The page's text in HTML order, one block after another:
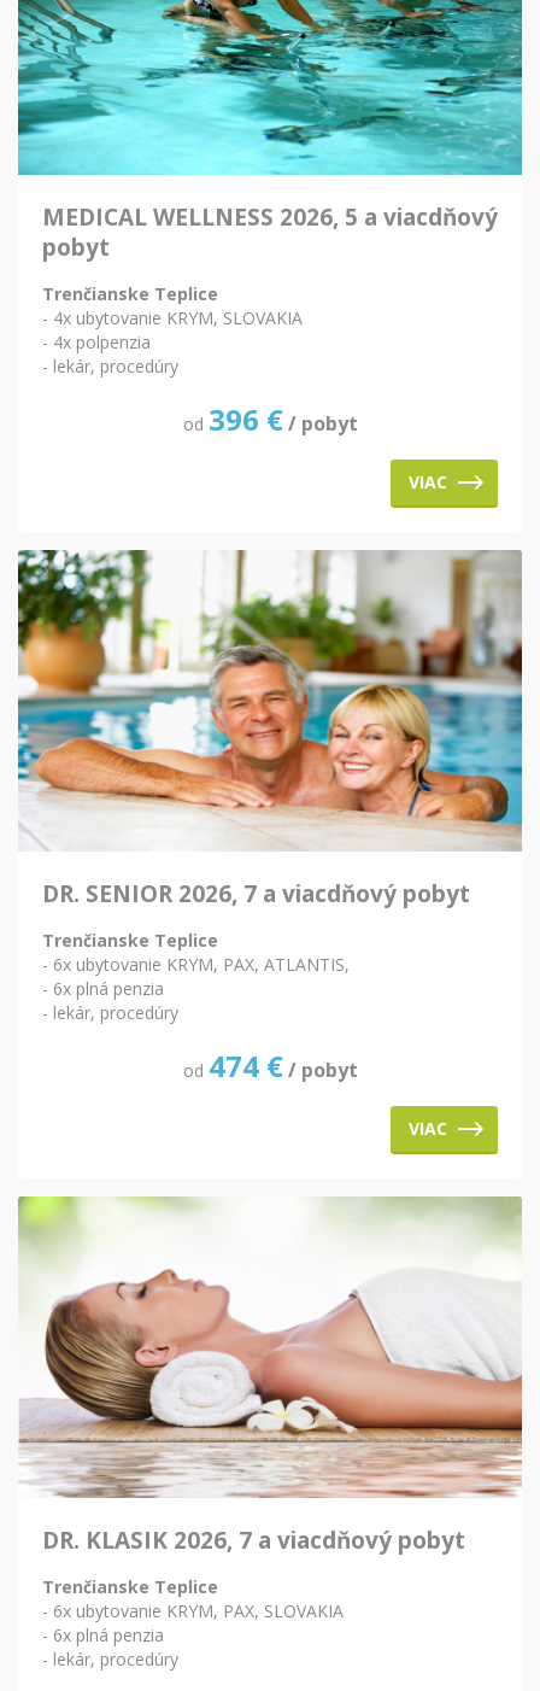
MEDICAL WELLNESS 2026, 5 a viacdňový
pobyt
Trenčianske Teplice
- 4x ubytovanie KRYM, SLOVAKIA
- 4x polpenzia
- lekár, procedúry
od 396 € / pobyt
VIAC
DR. SENIOR 2026, 7 a viacdňový pobyt
Trenčianske Teplice
- 6x ubytovanie KRYM, PAX, ATLANTIS,
- 6x plná penzia
- lekár, procedúry
od 474 € / pobyt
VIAC
DR. KLASIK 2026, 7 a viacdňový pobyt
Trenčianske Teplice
- 6x ubytovanie KRYM, PAX, SLOVAKIA
- 6x plná penzia
- lekár, procedúry